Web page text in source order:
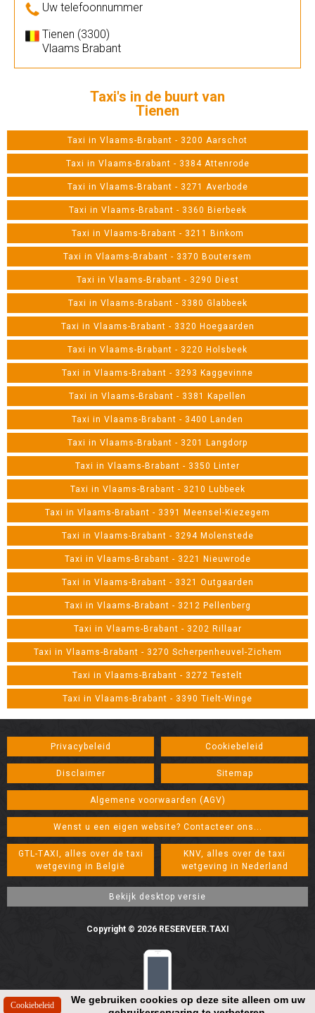
We gebruiken cookies op deze site alleen om uw
Uw telefoonnummer
Tienen (3300)
Vlaams Brabant
Taxi's in de buurt van
Tienen
Taxi in Vlaams-Brabant - 3200 Aarschot
Taxi in Vlaams-Brabant - 3384 Attenrode
Taxi in Vlaams-Brabant - 3271 Averbode
Taxi in Vlaams-Brabant - 3360 Bierbeek
Taxi in Vlaams-Brabant - 3211 Binkom
Taxi in Vlaams-Brabant - 3370 Boutersem
Taxi in Vlaams-Brabant - 3290 Diest
Taxi in Vlaams-Brabant - 3380 Glabbeek
Taxi in Vlaams-Brabant - 3320 Hoegaarden
Taxi in Vlaams-Brabant - 3220 Holsbeek
Taxi in Vlaams-Brabant - 3293 Kaggevinne
Taxi in Vlaams-Brabant - 3381 Kapellen
Taxi in Vlaams-Brabant - 3400 Landen
Taxi in Vlaams-Brabant - 3201 Langdorp
Taxi in Vlaams-Brabant - 3350 Linter
Taxi in Vlaams-Brabant - 3210 Lubbeek
Taxi in Vlaams-Brabant - 3391 Meensel-Kiezegem
Taxi in Vlaams-Brabant - 3294 Molenstede
Taxi in Vlaams-Brabant - 3221 Nieuwrode
Taxi in Vlaams-Brabant - 3321 Outgaarden
Taxi in Vlaams-Brabant - 3212 Pellenberg
Taxi in Vlaams-Brabant - 3202 Rillaar
Taxi in Vlaams-Brabant - 3270 Scherpenheuvel-Zichem
Taxi in Vlaams-Brabant - 3272 Testelt
Taxi in Vlaams-Brabant - 3390 Tielt-Winge
Privacybeleid Cookiebeleid
Disclaimer Sitemap
Algemene voorwaarden (AGV)
Wenst u een eigen website? Contacteer ons...
GTL-TAXI, alles over de taxi
wetgeving in België
KNV, alles over de taxi
wetgeving in Nederland
Copyright © 2026 RESERVEER.TAXI